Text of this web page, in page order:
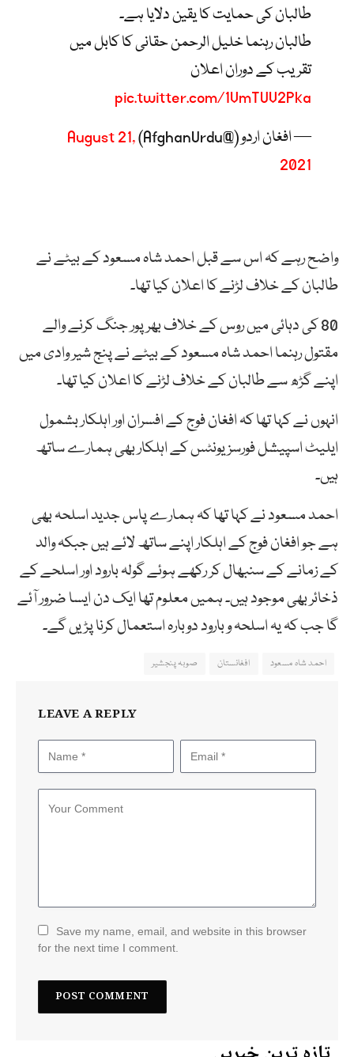
طالبان کی حمایت کا یقین دلایا ہے۔
طالبان رہنما خلیل الرحمن حقانی کا کابل میں
تقریب کے دوران اعلان
pic.twitter.com/1VmTUV2Pka
— افغان اردو (@AfghanUrdu)
August 21,
2021
واضح رہے کہ اس سے قبل احمد شاہ مسعود کے بیٹے نے
طالبان کے خلاف لڑنے کا اعلان کیا تھا۔
80 کی دہائی میں روس کے خلاف بھرپور جنگ کرنے والے
مقتول رہنما احمد شاہ مسعود کے بیٹے نے پنج شیر وادی میں
اپنے گڑھ سے طالبان کے خلاف لڑنے کا اعلان کیا تھا۔
انہوں نے کہا تھا کہ افغان فوج کے افسران اور اہلکار بشمول
ایلیٹ اسپیشل فورسز یونٹس کے اہلکار بھی ہمارے ساتھ
ہیں۔
احمد مسعود نے کہا تھا کہ ہمارے پاس جدید اسلحہ بھی
ہے جو افغان فوج کے اہلکار اپنے ساتھ لائے ہیں جبکہ والد
کے زمانے کے سنبھال کر رکھے ہوئے گولہ بارود اور اسلحے کے
ذخائر بھی موجود ہیں۔ ہمیں معلوم تھا ایک دن ایسا ضرور آئے
گا جب کہ یہ اسلحہ و بارود دوبارہ استعمال کرنا پڑیں گے۔
احمد شاہ مسعود افغانستان صوبہ پنجشیر
LEAVE A REPLY
Save my name, email, and website in this browser
for the next time I comment.